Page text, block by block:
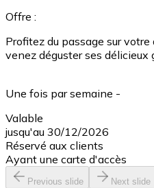
Offre :
Profitez du passage sur
venez déguster ses délicieux
Une fois par semaine -
Valable
jusqu'au 30/12/2026
Réservé aux clients
Ayant une carte d'accès
Previous slide Next slide